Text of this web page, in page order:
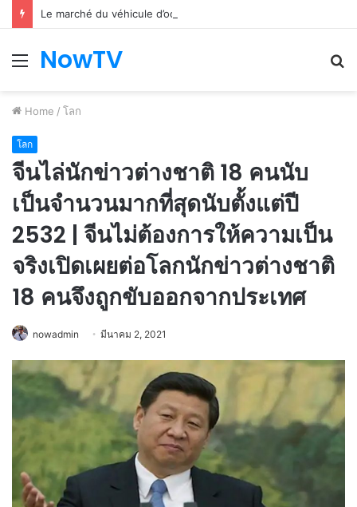
Le marché du véhicule d’occasion en plein essor
Menu
NowTV
Home / โลก
โลก
จีนไล่นักข่าวต่างชาติ 18 คนนับ
เป็นจำนวนมากที่สุดนับตั้งแต่ปี
2532 | จีนไม่ต้องการให้ความเป็น
จริงเปิดเผยต่อโลกนักข่าวต่างชาติ
18 คนจึงถูกขับออกจากประเทศ
nowadmin มีนาคม 2, 2021